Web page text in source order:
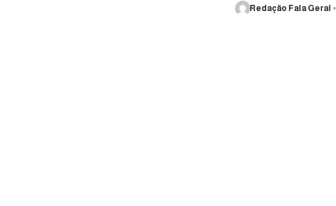
Redação Fala Geral